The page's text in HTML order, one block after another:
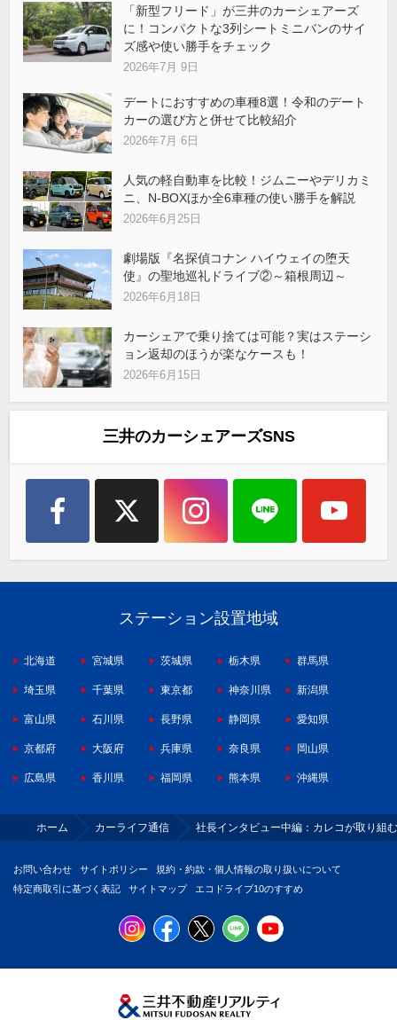
「新型フリード」が三井のカーシェアーズ
に！コンパクトな3列シートミニバンのサイ
ズ感や使い勝手をチェック
2026年7月 9日
デートにおすすめの車種8選！令和のデート
カーの選び方と併せて比較紹介
2026年7月 6日
人気の軽自動車を比較！ジムニーやデリカミ
ニ、N-BOXほか全6車種の使い勝手を解説
2026年6月25日
劇場版『名探偵コナン ハイウェイの堕天
使』の聖地巡礼ドライブ②～箱根周辺～
2026年6月18日
カーシェアで乗り捨ては可能？実はステーシ
ョン返却のほうが楽なケースも！
2026年6月15日
三井のカーシェアーズSNS
ステーション設置地域
北海道 宮城県 茨城県 栃木県 群馬県
埼玉県 千葉県 東京都 神奈川県 新潟県
富山県 石川県 長野県 静岡県 愛知県
京都府 大阪府 兵庫県 奈良県 岡山県
広島県 香川県 福岡県 熊本県 沖縄県
ホーム カーライフ通信 社長インタビュー中編：カレコが取り組
お問い合わせ サイトポリシー
規約・約款・個人情報の取り扱いについて
特定商取引に基づく表記
サイトマップ エコドライブ10のすすめ